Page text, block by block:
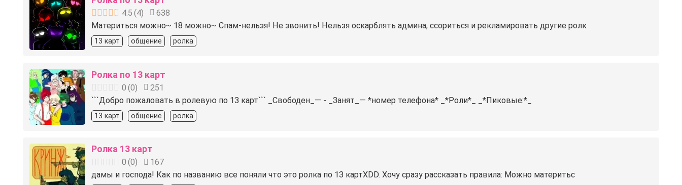
4.5 (4)
638
Материться можно~ 18 можно~ Спам-нельзя! Не звонить! Нельзя оскарблять админа, ссориться и рекламировать другие ролк
13 карт общение ролка
Ролка по 13 карт
0 (0)
251
```Добро пожаловать в ролевую по 13 карт``` _Свободен_— - _Занят_— *номер телефона* _*Роли*_ _*️Пиковые️:*_
13 карт общение ролка
Ролка 13 карт
0 (0)
167
дамы и господа! Как по названию все поняли что это ролка по 13 картXDD. Хочу сразу рассказать правила: Можно материтьс